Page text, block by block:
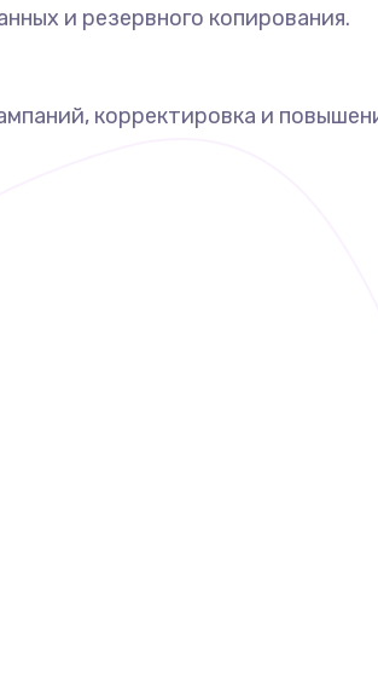
и резервного копирования.
корректировка и